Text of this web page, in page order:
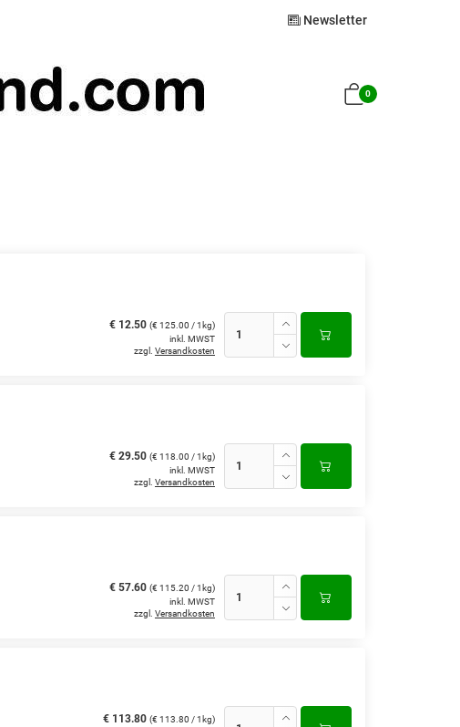
Newsletter
0
€ 12.50 (€ 125.00 / 1kg)
inkl. MWST
zzgl. Versandkosten
€ 29.50 (€ 118.00 / 1kg)
inkl. MWST
zzgl. Versandkosten
€ 57.60 (€ 115.20 / 1kg)
inkl. MWST
zzgl. Versandkosten
€ 113.80 (€ 113.80 / 1kg)